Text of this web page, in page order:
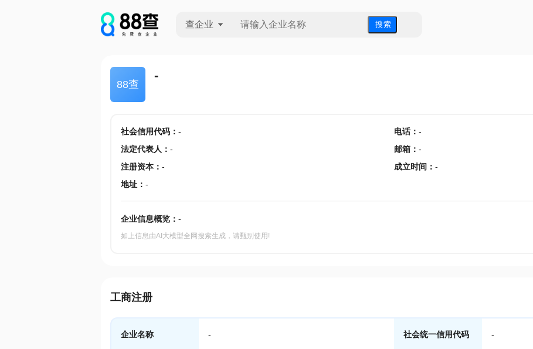
查企业 搜 索
88查
-
社会信用代码： - 电话： -
法定代表人 ： - 邮箱 ： -
注册资本： - 成立时间 ： -
地址： -
企业信息概览： -
如上信息由AI大模型全网搜索生成，请甄别使用!
工商注册
企业名称 - 社会统一信用代码 -